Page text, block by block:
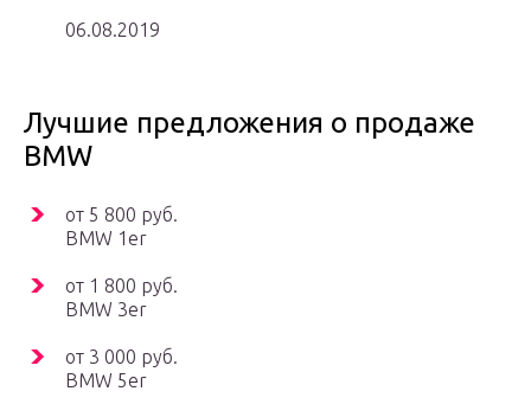
06.08.2019
Лучшие предложения о продаже
BMW
от 5 800 руб.
BMW 1er
от 1 800 руб.
BMW 3er
от 3 000 руб.
BMW 5er